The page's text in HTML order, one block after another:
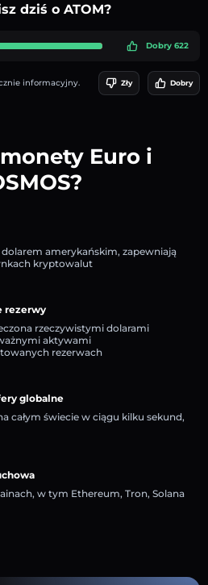
dziś o ATOM?
Dobry 622
informacyjny. Zły Dobry
Euro i
dolarem amerykańskim, zapewniają
kryptowalut
rezerwy
rzeczywistymi dolarami
aktywami
rezerwach
globalne
całym świecie w ciągu kilku sekund,
w tym Ethereum, Tron, Solana